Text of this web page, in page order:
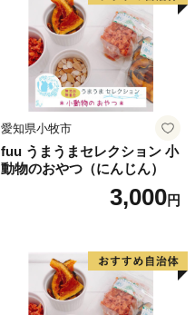
愛知県小牧市
fuu うまうまセレクション 小
動物のおやつ（にんじん）
3,000円